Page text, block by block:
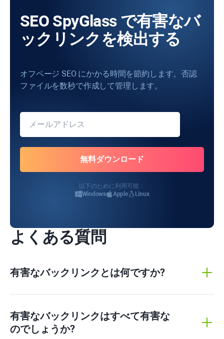
SEO SpyGlass で有害なバ
ックリンクを検出する
オフページ SEO にかかる時間を節約します。否認
ファイルを数秒で作成して管理します。
以下のために利用可能：
Windows
Apple Linux
よくある質問
有害なバックリンクとは何ですか?
有害なバックリンクはすべて有害な
のでしょうか?